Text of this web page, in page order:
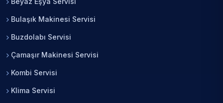
Bulaşık Makinesi Servisi
Buzdolabı Servisi
Çamaşır Makinesi Servisi
Kombi Servisi
Klima Servisi